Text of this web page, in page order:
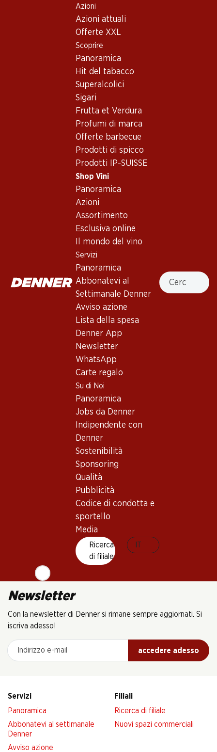
Azioni
Azioni attuali
Offerte XXL
Scoprire
Panoramica
Hit del tabacco
Superalcolici
Sigari
Frutta et Verdura
Profumi di marca
Offerte barbecue
Prodotti di spicco
Prodotti IP-SUISSE
Shop Vini
Panoramica
Azioni
Assortimento
Esclusiva online
Il mondo del vino
Servizi
Panoramica
Abbonatevi al
Settimanale Denner
Avviso azione
Lista della spesa
Denner App
Newsletter
WhatsApp
Carte regalo
Su di Noi
Panoramica
Jobs da Denner
Indipendente con
Denner
Sostenibilità
Sponsoring
Qualità
Pubblicità
Codice di condotta e
sportello
Media
Ricerca
di filiale
Cercare
Assortimento vini
Australia - Clare Valley
Bellmount
(94)
83.70
2023
(52)
Choice Shiraz/Cabernet
Sauvignon
2023
6 Prodotti
In alto
Newsletter
Con la newsletter di Denner si rimane sempre aggiornati. Si
iscriva adesso!
Indirizzo e-mail
accedere adesso
Servizi
Panoramica
Abbonatevi al settimanale
Denner
Avviso azione
Filiali
Ricerca di filiale
Nuovi spazi commerciali